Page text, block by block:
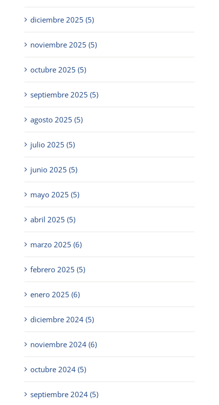
diciembre 2025 (5)
noviembre 2025 (5)
octubre 2025 (5)
septiembre 2025 (5)
agosto 2025 (5)
julio 2025 (5)
junio 2025 (5)
mayo 2025 (5)
abril 2025 (5)
marzo 2025 (6)
febrero 2025 (5)
enero 2025 (6)
diciembre 2024 (5)
noviembre 2024 (6)
octubre 2024 (5)
septiembre 2024 (5)